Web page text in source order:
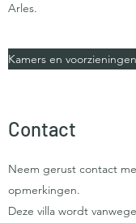
Arles.
Kamers en voorzieningen
Contact
Neem gerust contact
opmerkingen.
Deze villa wordt